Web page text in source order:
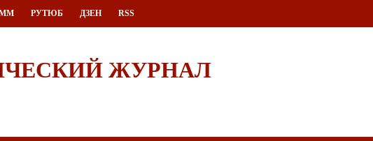
РУТЮБ ДЗЕН RSS
ЖУРНАЛ